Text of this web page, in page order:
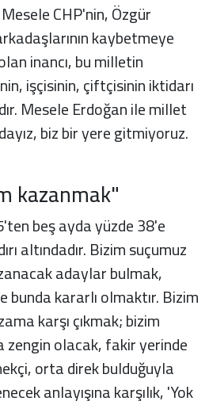
CHP'nin, Özgür
kaybetmeye
inancı, bu milletin
işçisinin, çiftçisinin iktidarı
Mesele Erdoğan ile millet
biz bir yere gitmiyoruz.
kazanmak"
beş ayda yüzde 38'e
altındadır. Bizim suçumuz
adaylar bulmak,
bunda kararlı olmaktır. Bizim
karşı çıkmak; bizim
zengin olacak, fakir yerinde
orta direk bulduğuyla
anlayışına karşılık, 'Yok